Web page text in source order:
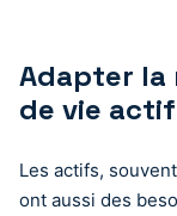
Adapter la
de vie actif
Les actifs,
ont aussi des